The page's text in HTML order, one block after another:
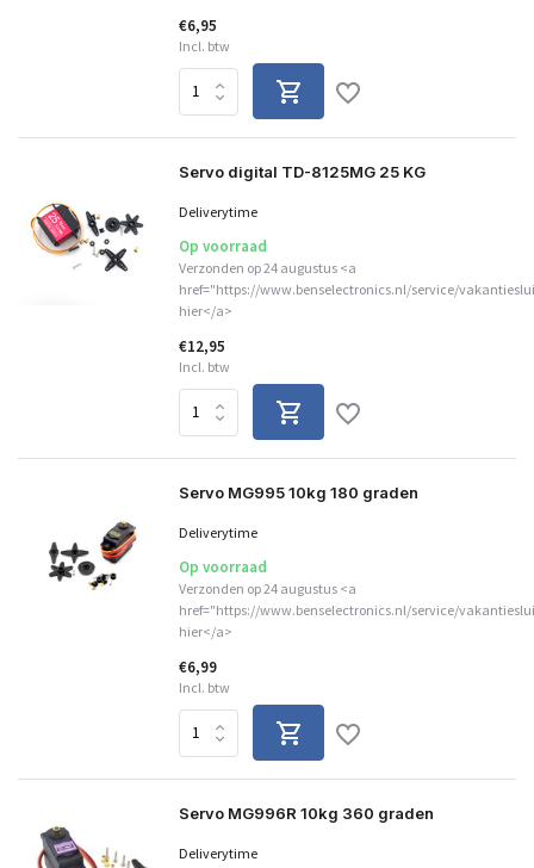
€6,95
Incl. btw
Servo digital TD-8125MG 25 KG
Deliverytime
Op voorraad
Verzonden op 24 augustus <a
href="https://www.benselectronics.nl/service/
hier</a>
€12,95
Incl. btw
Servo MG995 10kg 180 graden
Deliverytime
Op voorraad
Verzonden op 24 augustus <a
href="https://www.benselectronics.nl/service/
hier</a>
€6,99
Incl. btw
Servo MG996R 10kg 360 graden
Deliverytime